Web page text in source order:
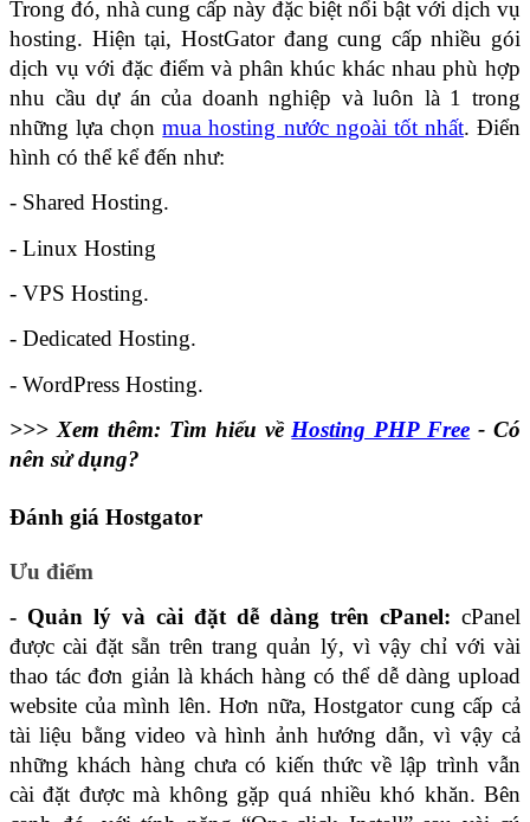
Trong đó, nhà cung cấp này đặc biệt nổi bật với dịch vụ
hosting. Hiện tại, HostGator đang cung cấp nhiều gói
dịch vụ với đặc điểm và phân khúc khác nhau phù hợp
nhu cầu dự án của doanh nghiệp và luôn là 1 trong
những lựa chọn mua hosting nước ngoài tốt nhất. Điển
hình có thể kể đến như:
- Shared Hosting.
- Linux Hosting
- VPS Hosting.
- Dedicated Hosting.
- WordPress Hosting.
>>> Xem thêm: Tìm hiểu về Hosting PHP Free - Có
nên sử dụng?
Đánh giá Hostgator
Ưu điểm
- Quản lý và cài đặt dễ dàng trên cPanel: cPanel
được cài đặt sẵn trên trang quản lý, vì vậy chỉ với vài
thao tác đơn giản là khách hàng có thể dễ dàng upload
website của mình lên. Hơn nữa, Hostgator cung cấp cả
tài liệu bằng video và hình ảnh hướng dẫn, vì vậy cả
những khách hàng chưa có kiến thức về lập trình vẫn
cài đặt được mà không gặp quá nhiều khó khăn. Bên